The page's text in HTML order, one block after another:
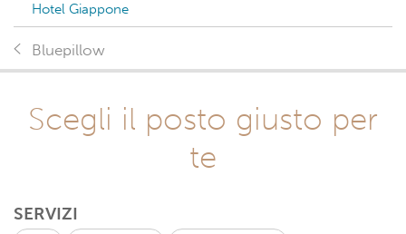
Hotel Giappone
Bluepillow
Scegli il posto giusto per
te
SERVIZI